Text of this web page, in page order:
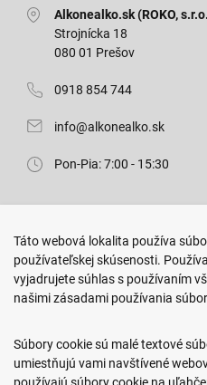
Alkonealko.sk (ROKO,
Strojnícka 18
080 01 Prešov
0918 854 744
info@alkonealko.sk
Pon-Pia: 7:00 - 15:30
Arm. gen. Svobodu 23/A
080 01 Prešov
0917 466 578
sekcovpredajna@doroka.sk
Pon-Ned: 9:00 - 20:00
Táto webová lokalita používa
používateľskej skúsenosti.
vyjadrujete súhlas s používaním
našimi zásadami používania
Súbory cookie sú malé textové
umiestňujú vami navštívené
používajú súbory cookie na